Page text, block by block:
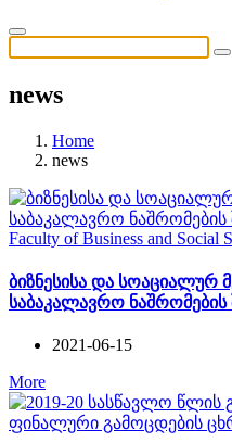
news
Home
news
Faculty of Business and Social
ბიზნესისა და სოაციალურ
საბაკალავრო
2021-06-15
More